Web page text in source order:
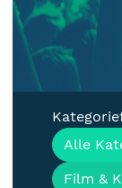
Alle
Film &